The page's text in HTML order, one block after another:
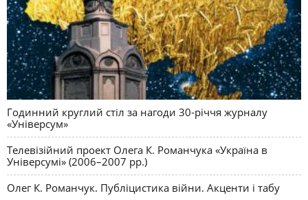
Годинний круглий стіл за нагоди 30-річчя журналу
«Універсум»
Телевізійний проект Олега К. Романчука «Україна в
Універсумі» (2006–2007 рр.)
Олег К. Романчук. Публіцистика війни. Акценти і табу